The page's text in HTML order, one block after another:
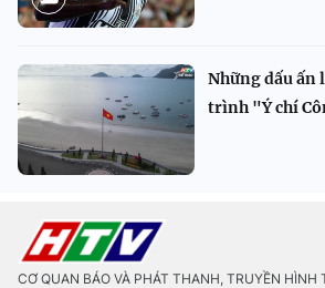
Những dấu ấn
trình "Ý chí
CƠ QUAN BÁO VÀ PHÁT THANH, TRUYỀN HÌNH